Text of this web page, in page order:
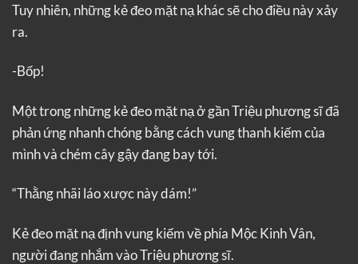
Tuy nhiên, những kẻ đeo mặt nạ khác sẽ cho điều này xảy
ra.
-Bốp!
Một trong những kẻ đeo mặt nạ ở gần Triệu phương sĩ đã
phản ứng nhanh chóng bằng cách vung thanh kiếm của
mình và chém cây gậy đang bay tới.
“Thằng nhãi láo xược này dám!”
Kẻ đeo mặt nạ định vung kiếm về phía Mộc Kinh Vân,
người đang nhắm vào Triệu phương sĩ.